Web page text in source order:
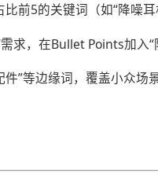
前5的关键词（如“降噪
求，在Bullet Points加入
”等边缘词，覆盖小众场